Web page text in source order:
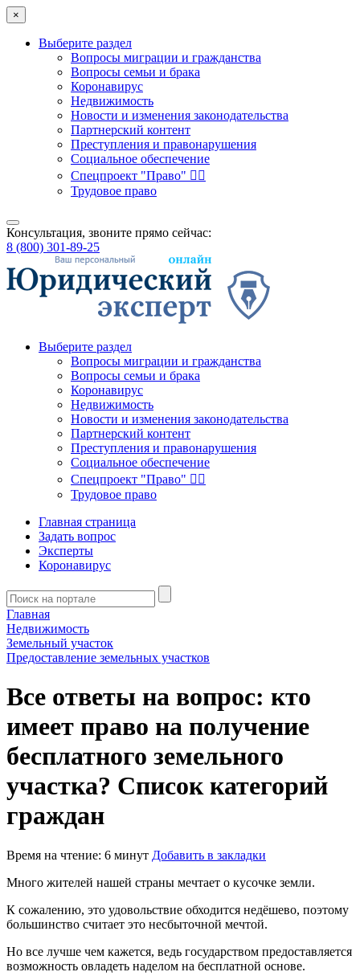
×
Выберите раздел
Вопросы миграции и гражданства
Вопросы семьи и брака
Коронавирус
Недвижимость
Новости и изменения законодательства
Партнерский контент
Преступления и правонарушения
Социальное обеспечение
Спецпроект "Право" 👮‍♂️
Трудовое право
Консультация, звоните прямо сейчас:
8 (800) 301-89-25
Выберите раздел
Вопросы миграции и гражданства
Вопросы семьи и брака
Коронавирус
Недвижимость
Новости и изменения законодательства
Партнерский контент
Преступления и правонарушения
Социальное обеспечение
Спецпроект "Право" 👮‍♂️
Трудовое право
Главная страница
Задать вопрос
Эксперты
Коронавирус
Главная
Недвижимость
Земельный участок
Предоставление земельных участков
Все ответы на вопрос: кто
имеет право на получение
бесплатного земельного
участка? Список категорий
граждан
Время на чтение: 6 минут Добавить в закладки
Много жителей нашей страны мечтает о кусочке земли.
К сожалению, это удовольствие обходится недёшево, поэтому
большинство считает это несбыточной мечтой.
Но все лучше чем кажется, ведь государством предоставляется
возможность овладеть наделом на бесплатной основе.